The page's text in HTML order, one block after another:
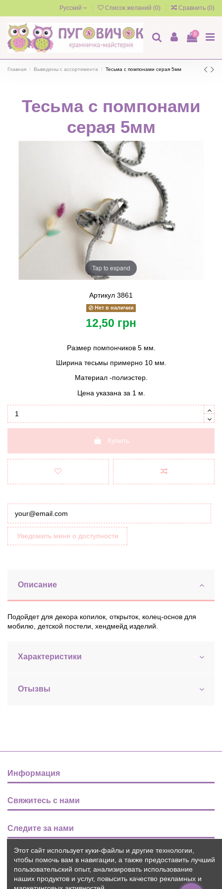
Русский Список желаний (0) Сравнить (0)
0
Главная Выведены с ассортимента Тесьма с помпонами серая 5мм
Тесьма с помпонами
серая 5мм
Tap to expand
Артикул 3861
Нет в наличии
12,50 грн
Размер помпончиков 5 мм.
Ширина тесьмы примерно 10 мм.
Материал -полиэстер.
Цена указана за 1 м.
Купить
Уведомить меня о доступности
Описание
Подойдет для декора копилок, открыток, колец-основ для
мобилю, детской постели, хендмейд изделий.
Характеристики
Отызвы
Информация
Свяжитесь с нами
Следите за нами
Новости
Этот сайт использует куки-файлы и другие технологии,
чтобы помочь вам в навигации, а также предоставить лучший
пользовательский опыт, анализировать использование
наших продуктов и услуг, повысить качество рекламных и